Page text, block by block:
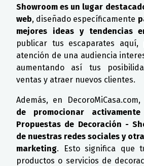
Showroom es un lugar
web, diseñado específicamente
mejores ideas y tendencias
publicar tus escaparates
atención de una audiencia
aumentando así tus
ventas y atraer nuevos clientes.
Además, en DecoroMiCasa.com,
de promocionar
Propuestas de Decoración -
de nuestras redes sociales y
marketing. Esto significa que
productos o servicios de